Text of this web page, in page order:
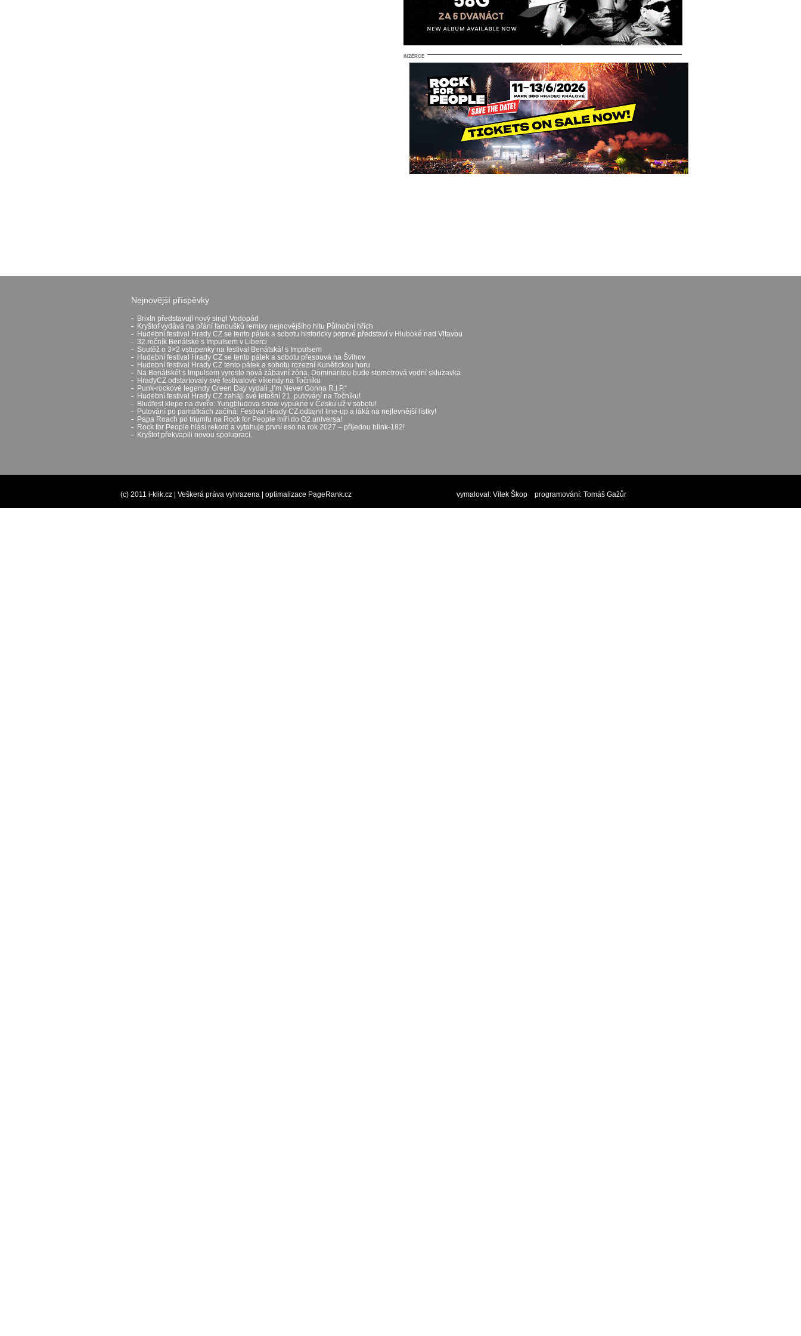
INZERCE
Nejnovější příspěvky
Brixtn představují nový singl Vodopád
Kryštof vydává na přání fanoušků remixy nejnovějšího hitu Půlnoční hřích
Hudební festival Hrady CZ se tento pátek a sobotu historicky poprvé představí v Hluboké nad Vltavou
32.ročník Benátské s Impulsem v Liberci
Soutěž o 3×2 vstupenky na festival Benátská! s Impulsem
Hudební festival Hrady CZ se tento pátek a sobotu přesouvá na Švihov
Hudební festival Hrady CZ tento pátek a sobotu rozezní Kunětickou horu
Na Benátské! s Impulsem vyroste nová zábavní zóna. Dominantou bude stometrová vodní skluzavka
HradyCZ odstartovaly své festivalové víkendy na Točníku
Punk-rockové legendy Green Day vydali „I’m Never Gonna R.I.P.“
Hudební festival Hrady CZ zahájí své letošní 21. putování na Točníku!
Bludfest klepe na dveře: Yungbludova show vypukne v Česku už v sobotu!
Putování po památkách začíná: Festival Hrady CZ odtajnil line-up a láká na nejlevnější lístky!
Papa Roach po triumfu na Rock for People míří do O2 universa!
Rock for People hlásí rekord a vytahuje první eso na rok 2027 – přijedou blink-182!
Kryštof překvapili novou spoluprací.
(c) 2011 i-klik.cz | Veškerá práva vyhrazena | optimalizace PageRank.cz vymaloval: Vítek Škop programování: Tomáš Gažůr